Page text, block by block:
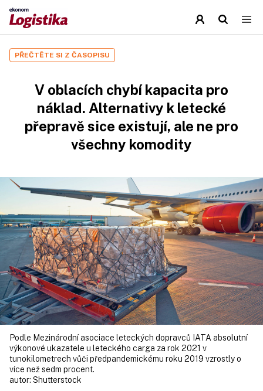
PŘEČTĚTE SI Z ČASOPISU
V oblacích chybí kapacita pro
náklad. Alternativy k letecké
přepravě sice existují, ale ne pro
všechny komodity
Podle Mezinárodní asociace leteckých dopravců IATA absolutní
výkonové ukazatele u leteckého carga za rok 2021 v
tunokilometrech vůči předpandemickému roku 2019 vzrostly o
více než sedm procent.
autor: Shutterstock